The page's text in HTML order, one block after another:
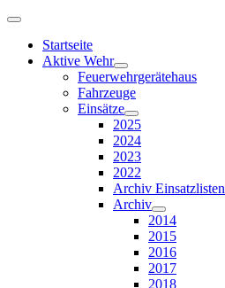
Startseite
Aktive Wehr
Feuerwehrgerätehaus
Fahrzeuge
Einsätze
2025
2024
2023
2022
Archiv Einsatzlisten
Archiv
2014
2015
2016
2017
2018